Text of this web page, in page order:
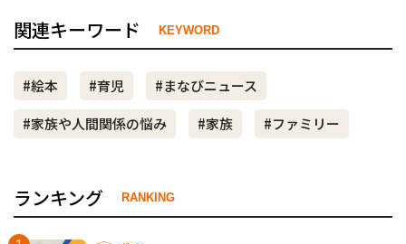
関連キーワード KEYWORD
#絵本 #育児
#まなびニュース
#家族や人間関係の悩み
#家族 #ファミリー
ランキング RANKING